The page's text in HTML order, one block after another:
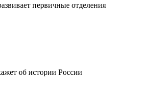
первичные отделения
об истории России